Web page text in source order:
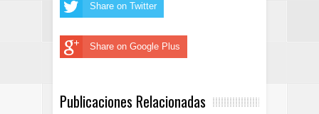
Share on Twitter
Share on Google Plus
Publicaciones Relacionadas